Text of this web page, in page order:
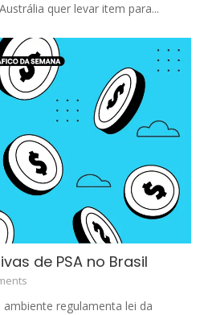
quer levar item para...
de PSA no Brasil
regulamenta lei da